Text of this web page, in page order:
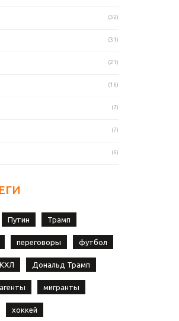
(32)
(31)
(21)
(16)
(7)
(7)
(6)
Путин Трамп
переговоры футбол
КХЛ Дональд Трамп
мигранты
хоккей